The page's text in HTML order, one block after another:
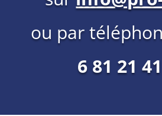
ou par
6 81 21